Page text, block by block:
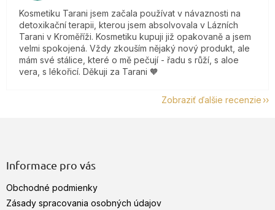
Kosmetiku Tarani jsem začala používat v návaznosti na
detoxikační terapii, kterou jsem absolvovala v Lázních
Tarani v Kroměříži. Kosmetiku kupuji již opakovaně a jsem
velmi spokojená. Vždy zkouším nějaký nový produkt, ale
mám své stálice, které o mě pečují - řadu s růží, s aloe
vera, s lékořicí. Děkuji za Tarani 🧡
Zobraziť ďalšie recenzie
Informace pro vás
Obchodné podmienky
Zásady spracovania osobných údajov